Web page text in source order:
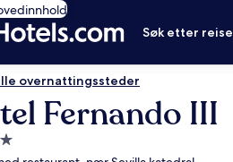
Søk etter reise
overnattingssteder
Fernando III